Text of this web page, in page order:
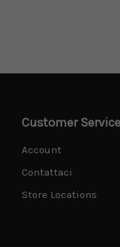
Customer Service
Account
Contattaci
Store Locations